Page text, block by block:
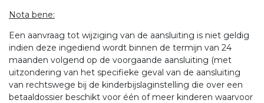
Nota bene:
Een aanvraag tot wijziging van de aansluiting is niet geldig
indien deze ingediend wordt binnen de termijn van 24
maanden volgend op de voorgaande aansluiting (met
uitzondering van het specifieke geval van de aansluiting
van rechtswege bij de kinderbijslaginstelling die over een
betaaldossier beschikt voor één of meer kinderen waarvoor